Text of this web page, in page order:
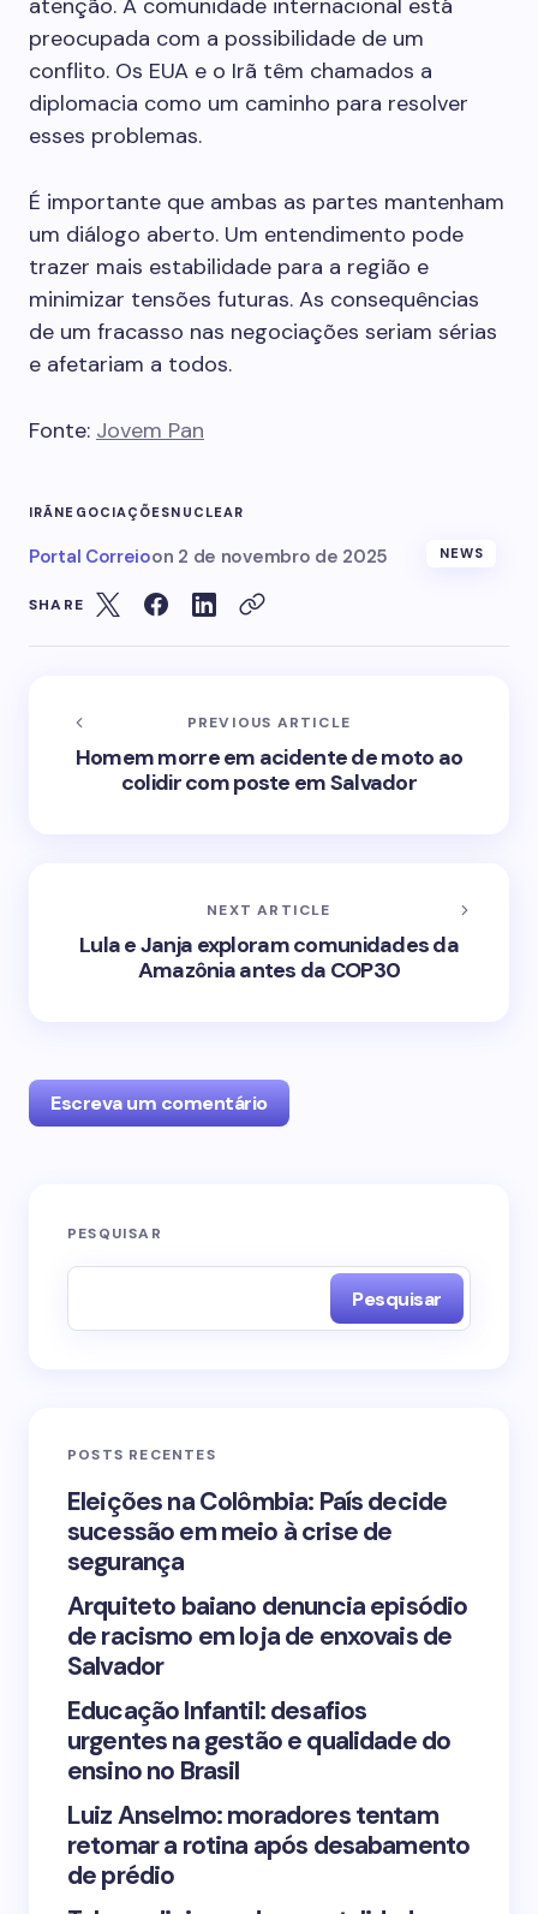
atenção. A comunidade internacional está
preocupada com a possibilidade de um
conflito. Os EUA e o Irã têm chamados a
diplomacia como um caminho para resolver
esses problemas.
É importante que ambas as partes mantenham
um diálogo aberto. Um entendimento pode
trazer mais estabilidade para a região e
minimizar tensões futuras. As consequências
de um fracasso nas negociações seriam sérias
e afetariam a todos.
Fonte: Jovem Pan
IRÃNEGOCIAÇÕESNUCLEAR
Portal Correioon 2 de novembro de 2025 NEWS
SHARE
PREVIOUS ARTICLE
Homem morre em acidente de moto ao
colidir com poste em Salvador
NEXT ARTICLE
Lula e Janja exploram comunidades da
Amazônia antes da COP30
Escreva um comentário
O seu endereço de e-mail não será publicado.
Your Comment *
Save my name and email in this browser for the
Submit Comment
PESQUISAR
Pesquisar
POSTS RECENTES
Eleições na Colômbia: País decide
sucessão em meio à crise de
segurança
Arquiteto baiano denuncia episódio
de racismo em loja de enxovais de
Salvador
Educação Infantil: desafios
urgentes na gestão e qualidade do
ensino no Brasil
Luiz Anselmo: moradores tentam
retomar a rotina após desabamento
de prédio